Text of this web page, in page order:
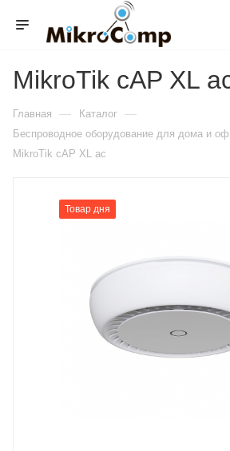
MikroTik cAP XL
Главная — Каталог —
Беспроводное оборудование для дома и
MikroTik cAP XL ac
Товар дня